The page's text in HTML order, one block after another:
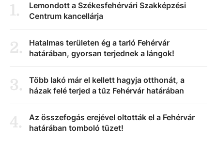
1.
Lemondott a Székesfehérvári Szakképzési
Centrum kancellárja
2.
Hatalmas területen ég a tarló Fehérvár
határában, gyorsan terjednek a lángok!
3.
Több lakó már el kellett hagyja otthonát, a
házak felé terjed a tűz Fehérvár határában
4.
Az összefogás erejével oltották el a Fehérvár
határában tomboló tüzet!